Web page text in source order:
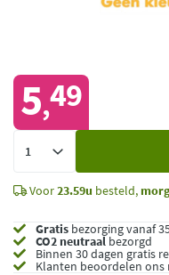
5,49
Voor23.59u besteld,
Gratis bezorging vanaf
CO2 neutraalbezorgd
Binnen 30 dagen gratis
Klanten beoordelen ons